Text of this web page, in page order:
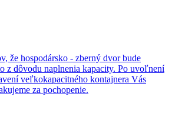
že hospodársko - zberný dvor bude
z dôvodu naplnenia kapacity. Po uvoľnení
veľkokapacitného kontajnera Vás
za pochopenie.